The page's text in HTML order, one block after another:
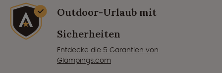
Outdoor-Urlaub mit
Sicherheiten
Entdecke die 5 Garantien von
Glampings.com